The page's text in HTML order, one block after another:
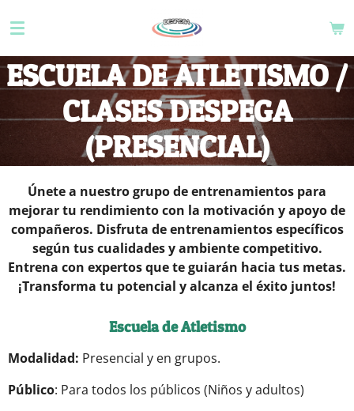
al
contenido
principal
ESCUELA DE ATLETISMO /
CLASES DESPEGA
(PRESENCIAL)
Únete a nuestro grupo de entrenamientos para
mejorar tu rendimiento con la motivación y apoyo de
compañeros. Disfruta de entrenamientos específicos
según tus cualidades y ambiente competitivo.
Entrena con expertos que te guiarán hacia tus metas.
¡Transforma tu potencial y alcanza el éxito juntos!
Escuela de Atletismo
Modalidad: Presencial y en grupos.
Público: Para todos los públicos (Niños y adultos)